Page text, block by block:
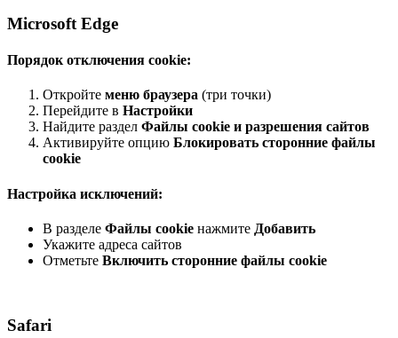
Microsoft Edge
Порядок отключения cookie:
Откройте меню браузера (три точки)
Перейдите в Настройки
Найдите раздел Файлы cookie и разрешения сайтов
Активируйте опцию Блокировать сторонние файлы
cookie
Настройка исключений:
В разделе Файлы cookie нажмите Добавить
Укажите адреса сайтов
Отметьте Включить сторонние файлы cookie
Safari